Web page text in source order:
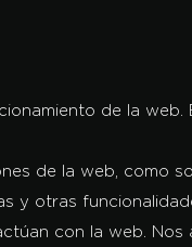
de la
de la web, como
y otras
con la web.